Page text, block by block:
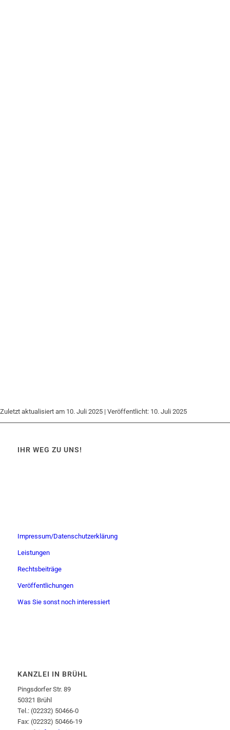
Zuletzt aktualisiert am 10. Juli 2025 | Veröffentlicht: 10. Juli 2025
IHR WEG ZU UNS!
Impressum/Datenschutzerklärung
Leistungen
Rechtsbeiträge
Veröffentlichungen
Was Sie sonst noch interessiert
KANZLEI IN BRÜHL
Pingsdorfer Str. 89
50321 Brühl
Tel.: (02232) 50466-0
Fax: (02232) 50466-19